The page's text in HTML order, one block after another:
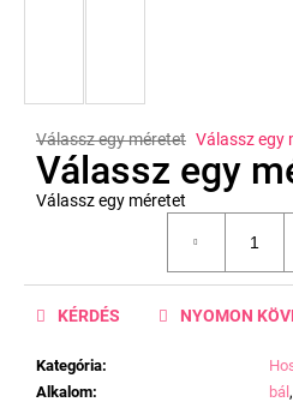
Válassz egy méretet Válassz egy
Válassz egy
Válassz egy méretet
Kategória:
Alkalom: bál,
KÉRDÉS NYOMON